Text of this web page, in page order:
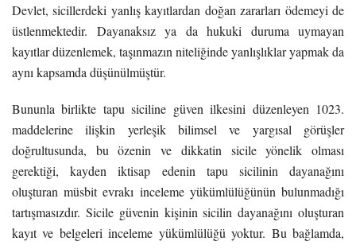
Devlet, sicillerdeki yanlış kayıtlardan doğan zararları ödemeyi de
üstlenmektedir. Dayanaksız ya da hukuki duruma uymayan
kayıtlar düzenlemek, taşınmazın niteliğinde yanlışlıklar yapmak da
aynı kapsamda düşünülmüştür.
Bununla birlikte tapu siciline güven ilkesini düzenleyen 1023.
maddelerine ilişkin yerleşik bilimsel ve yargısal görüşler
doğrultusunda, bu özenin ve dikkatin sicile yönelik olması
gerektiği, kayden iktisap edenin tapu sicilinin dayanağını
oluşturan müsbit evrakı inceleme yükümlülüğünün bulunmadığı
tartışmasızdır. Sicile güvenin kişinin sicilin dayanağını oluşturan
kayıt ve belgeleri inceleme yükümlülüğü yoktur. Bu bağlamda,